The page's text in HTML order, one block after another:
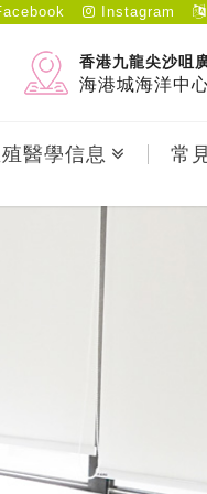
Instagram
香港九龍尖沙咀
海港城海洋中
醫學信息 常